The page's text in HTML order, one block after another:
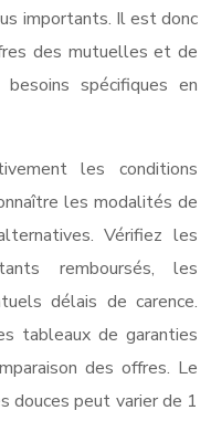
importants. Il est donc
des mutuelles et de
spécifiques en
les conditions
les modalités de
Vérifiez les
remboursés, les
délais de carence.
tableaux de garanties
des offres. Le
douces peut varier de 1